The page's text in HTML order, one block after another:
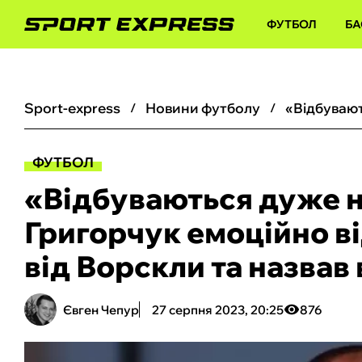
ФУТБОЛ
sport-express новини футболу
ФУТБОЛ
«Відбуваються дуже
Григорчук емоційно
від Ворскли та
Євген Чепур 27 серпня 2023, 20:25 876